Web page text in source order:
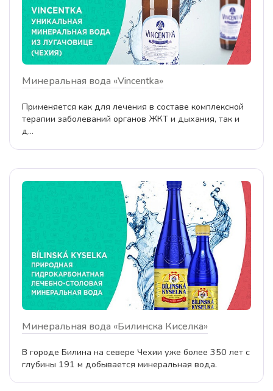
Минеральная вода «Vincentka»
Применяется как для лечения в составе комплексной
терапии заболеваний органов ЖКТ и дыхания, так и
д...
Минеральная вода «Билинска Киселка»
В городе Билина на севере Чехии уже более 350 лет с
глубины 191 м добывается минеральная вода.